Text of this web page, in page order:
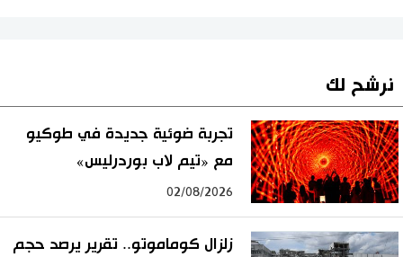
نرشح لك
تجربة ضوئية جديدة في طوكيو
مع «تيم لاب بوردرليس»
02/08/2026
زلزال كوماموتو.. تقرير يرصد حجم